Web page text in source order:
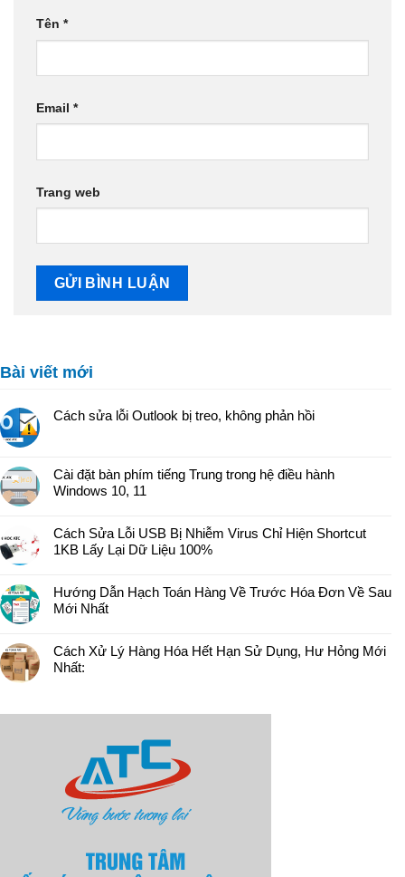
Tên *
Email *
Trang web
Bài viết mới
Cách sửa lỗi Outlook bị treo, không phản hồi
Cài đặt bàn phím tiếng Trung trong hệ điều hành
Windows 10, 11
Cách Sửa Lỗi USB Bị Nhiễm Virus Chỉ Hiện Shortcut
1KB Lấy Lại Dữ Liệu 100%
Hướng Dẫn Hạch Toán Hàng Về Trước Hóa Đơn Về Sau
Mới Nhất
Cách Xử Lý Hàng Hóa Hết Hạn Sử Dụng, Hư Hỏng Mới
Nhất: